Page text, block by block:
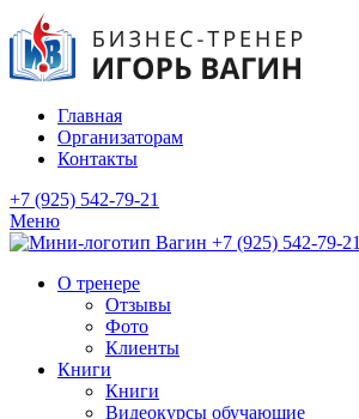
Главная
Организаторам
Контакты
+7 (925) 542-79-21
Меню
+7 (925) 542-79-21
О тренере
Отзывы
Фото
Клиенты
Книги
Книги
Видеокурсы обучающие